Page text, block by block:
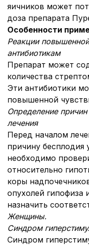
яичников может
доза препарата
Особенности
Реакции
антибиотикам
Препарат может
количества
Эти антибиотики
повышенной
Определение
лечения
Перед началом
причину бесплодия
необходимо
относительно
коры
опухолей гипофиза
назначить
Женщины.
Синдром
Синдром